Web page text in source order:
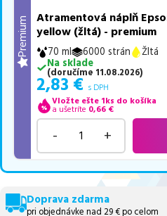
Premium
Atramentová náplň
yellow (žltá) - premium
70 ml 6000 strán
Žltá
Na sklade
(doručíme 11.08.2026)
2,83 € s DPH
Vložte ešte 1ks do košíka
a ušetríte 0,66 €
- +
Doprava zdarma
pri objednávke nad 29 € po celom